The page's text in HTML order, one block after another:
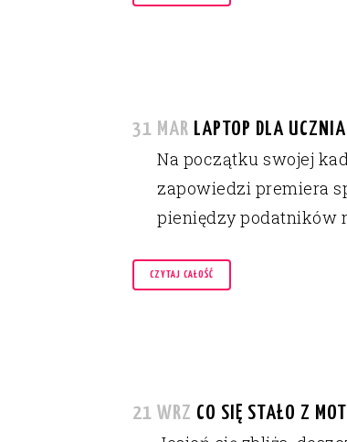
31 MAR LAPTOP DLA
Na początku swojej
zapowiedzi premiera
pieniędzy podatników
CZYTAJ CAŁOŚĆ
21 WRZ CO SIĘ STAŁO Z